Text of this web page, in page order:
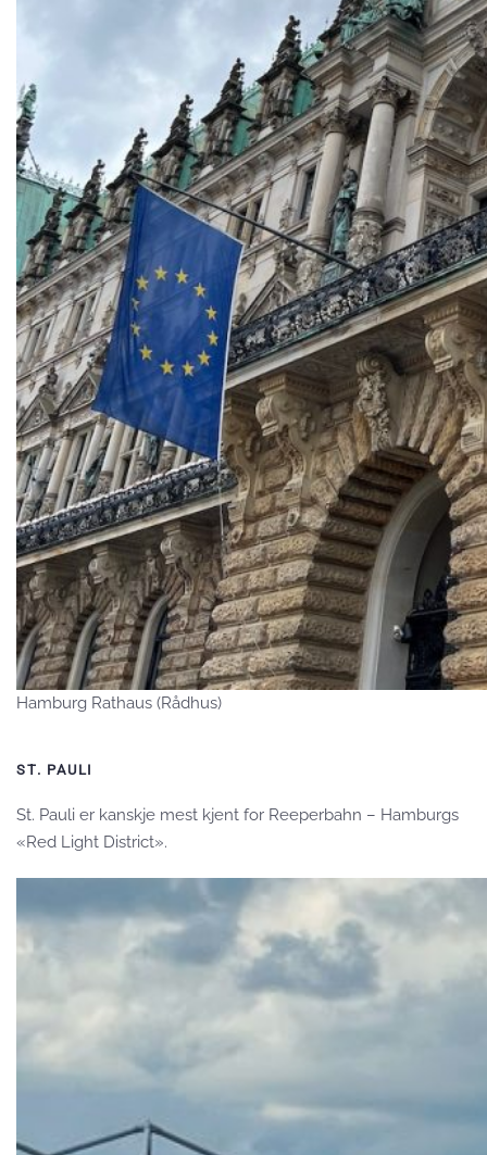
Hamburg Rathaus (Rådhus)
ST. PAULI
St. Pauli er kanskje mest kjent for Reeperbahn – Hamburgs
«Red Light District».